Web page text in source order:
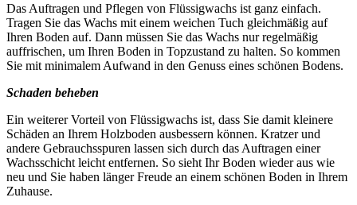
Das Auftragen und Pflegen von Flüssigwachs ist ganz einfach.
Tragen Sie das Wachs mit einem weichen Tuch gleichmäßig auf
Ihren Boden auf. Dann müssen Sie das Wachs nur regelmäßig
auffrischen, um Ihren Boden in Topzustand zu halten. So kommen
Sie mit minimalem Aufwand in den Genuss eines schönen Bodens.
Schaden beheben
Ein weiterer Vorteil von Flüssigwachs ist, dass Sie damit kleinere
Schäden an Ihrem Holzboden ausbessern können. Kratzer und
andere Gebrauchsspuren lassen sich durch das Auftragen einer
Wachsschicht leicht entfernen. So sieht Ihr Boden wieder aus wie
neu und Sie haben länger Freude an einem schönen Boden in Ihrem
Zuhause.